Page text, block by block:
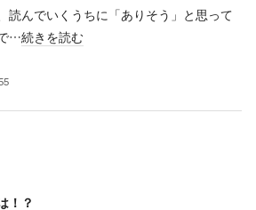
読んでいくうちに「ありそう」と思って
…続きを読む
！？